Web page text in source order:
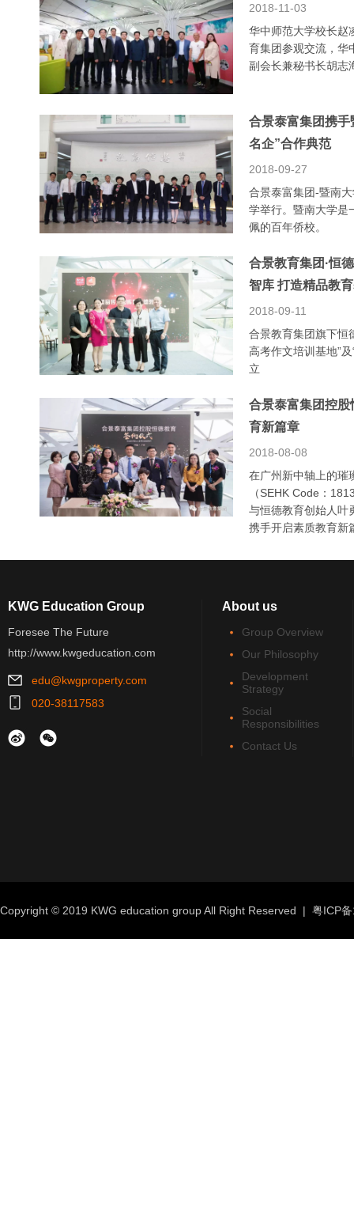
2018-11-03
华中师范大学校长赵
育集团参观交流，华
副会长兼秘书长胡志
合景泰富集团携
名企”合作典范
2018-09-27
合景泰富集团-暨南
学举行。暨南大学是
佩的百年侨校。
合景教育集团·恒
智库 打造精品教
2018-09-11
合景教育集团旗下恒
高考作文培训基地”
立
合景泰富集团控
育新篇章
2018-08-08
在广州新中轴上的璀
（SEHK Code：
与恒德教育创始人叶
携手开启素质教育新
KWG Education Group
Foresee The Future
http://www.kwgeducation.com
edu@kwgproperty.com
020-38117583
About us
Group Overview
Our Philosophy
Development
Strategy
Social
Responsibilities
Contact Us
Copyright © 2019 KWG education group All Right Reserved | 粤ICP